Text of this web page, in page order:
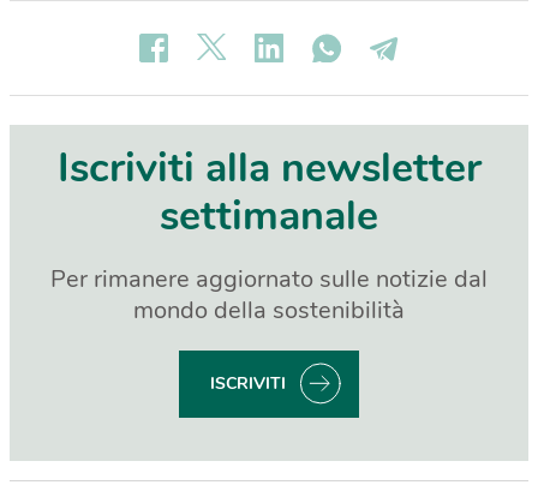
Iscriviti alla newsletter
settimanale
Per rimanere aggiornato sulle notizie dal
mondo della sostenibilità
ISCRIVITI